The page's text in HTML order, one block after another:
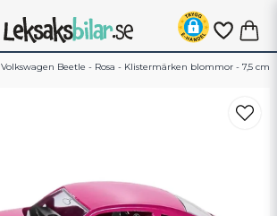
Volkswagen Beetle - Rosa - Klistermärken blommor - 7,5 cm